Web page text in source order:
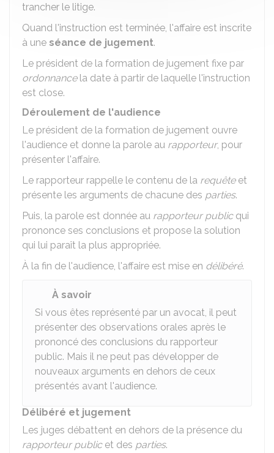
trancher le litige.
Quand l'instruction est terminée, l'affaire est inscrite
à une séance de jugement.
Le président de la formation de jugement fixe par
ordonnancela date à partir de laquelle l'instruction
est close.
Déroulement de l'audience
Le président de la formation de jugement ouvre
l'audience et donne la parole au rapporteur, pour
présenter l'affaire.
Le rapporteur rappelle le contenu de la requêteet
présente les arguments de chacune des parties.
Puis, la parole est donnée au rapporteur publicqui
prononce ses conclusions et propose la solution
qui lui paraît la plus appropriée.
À la fin de l'audience, l'affaire est mise en délibéré.
À savoir
Si vous êtes représenté par un avocat, il peut
présenter des observations orales après le
prononcé des conclusions du rapporteur
public. Mais il ne peut pas développer de
nouveaux arguments en dehors de ceux
présentés avant l'audience.
Délibéré et jugement
Les juges débattent en dehors de la présence du
rapporteur publicet des parties.